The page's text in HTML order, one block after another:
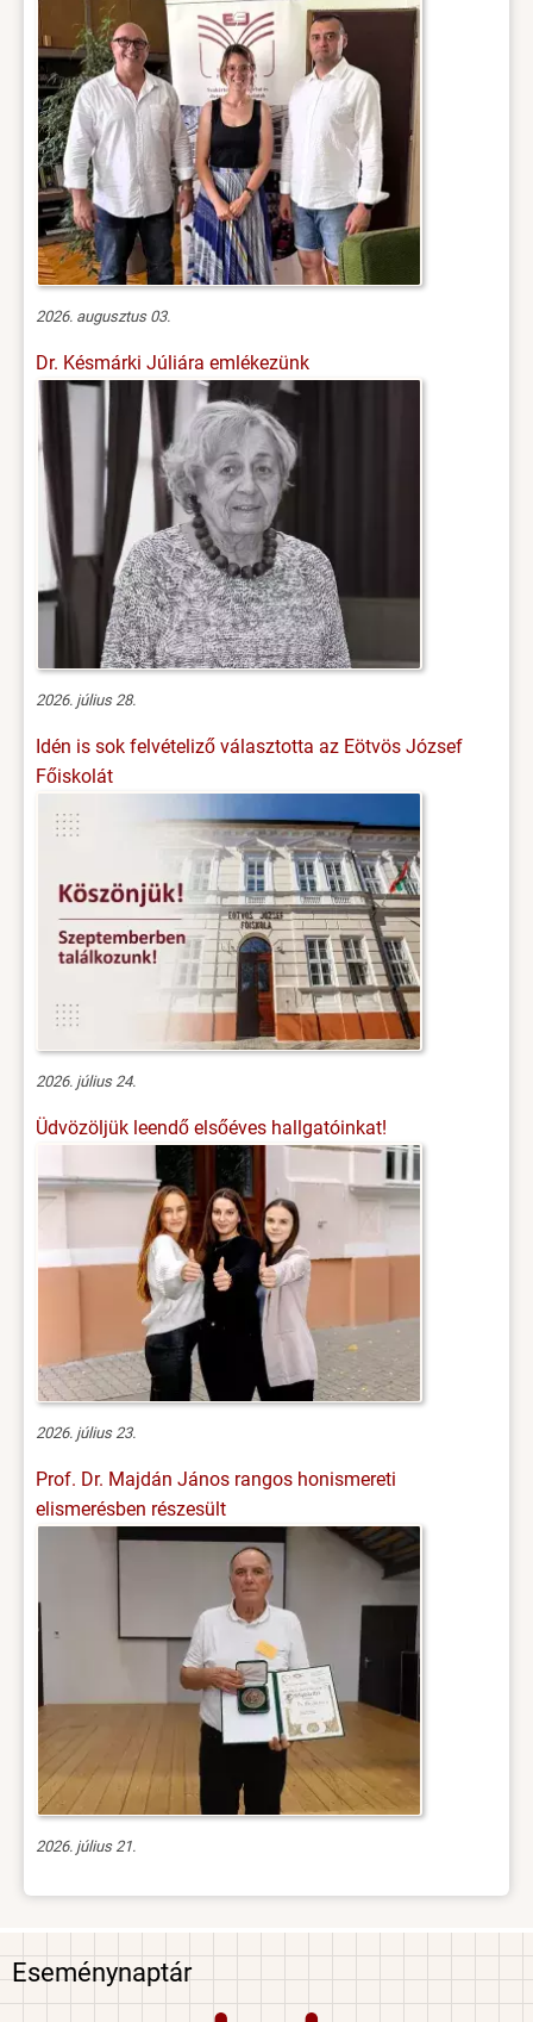
2026. augusztus 03.
Dr. Késmárki Júliára emlékezünk
2026. július 28.
Idén is sok felvételiző választotta az Eötvös József
Főiskolát
2026. július 24.
Üdvözöljük leendő elsőéves hallgatóinkat!
2026. július 23.
Prof. Dr. Majdán János rangos honismereti
elismerésben részesült
2026. július 21.
Eseménynaptár